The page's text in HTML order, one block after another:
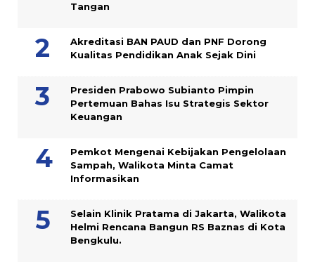
Tangan
Akreditasi BAN PAUD dan PNF Dorong
Kualitas Pendidikan Anak Sejak Dini
Presiden Prabowo Subianto Pimpin
Pertemuan Bahas Isu Strategis Sektor
Keuangan
Pemkot Mengenai Kebijakan Pengelolaan
Sampah, Walikota Minta Camat
Informasikan
Selain Klinik Pratama di Jakarta, Walikota
Helmi Rencana Bangun RS Baznas di Kota
Bengkulu.